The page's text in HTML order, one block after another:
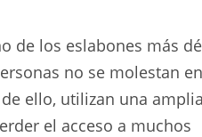
de los eslabones más
no se molestan
ello, utilizan una
el acceso a muchos